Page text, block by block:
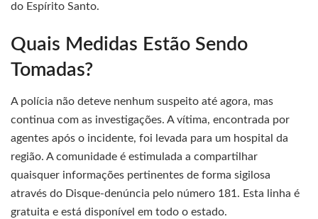
do Espírito Santo.
Quais Medidas Estão Sendo
Tomadas?
A polícia não deteve nenhum suspeito até agora, mas
continua com as investigações. A vítima, encontrada por
agentes após o incidente, foi levada para um hospital da
região. A comunidade é estimulada a compartilhar
quaisquer informações pertinentes de forma sigilosa
através do Disque-denúncia pelo número 181. Esta linha é
gratuita e está disponível em todo o estado.